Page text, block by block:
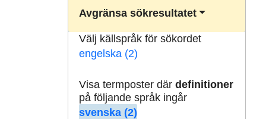
Avgränsa sökresultatet
Välj källspråk för sökordet
engelska (2)
Visa termposter där definitioner
på följande språk ingår
svenska (2)